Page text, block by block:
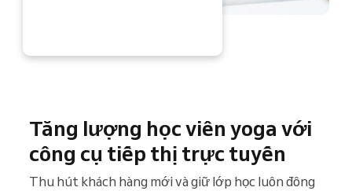
Tăng lượng học viên yoga với
công cụ tiếp thị trực tuyến
Thu hút khách hàng mới và giữ lớp học luôn đông